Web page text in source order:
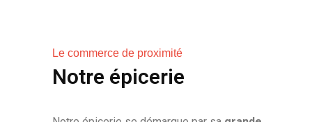
Le commerce de proximité
Notre épicerie